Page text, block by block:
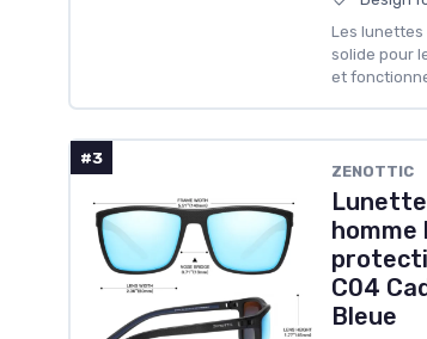
Les lunettes
solide pour
et
#3
ZENOTTIC
homme
C04
Bleue